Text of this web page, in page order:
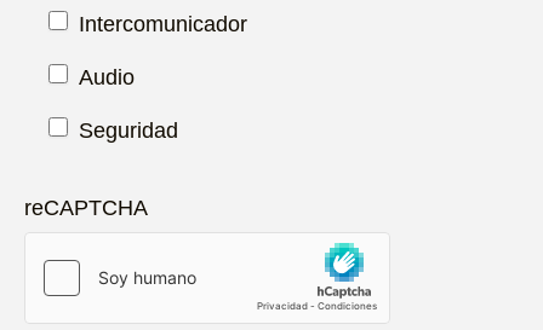
Intercomunicador
Audio
Seguridad
reCAPTCHA